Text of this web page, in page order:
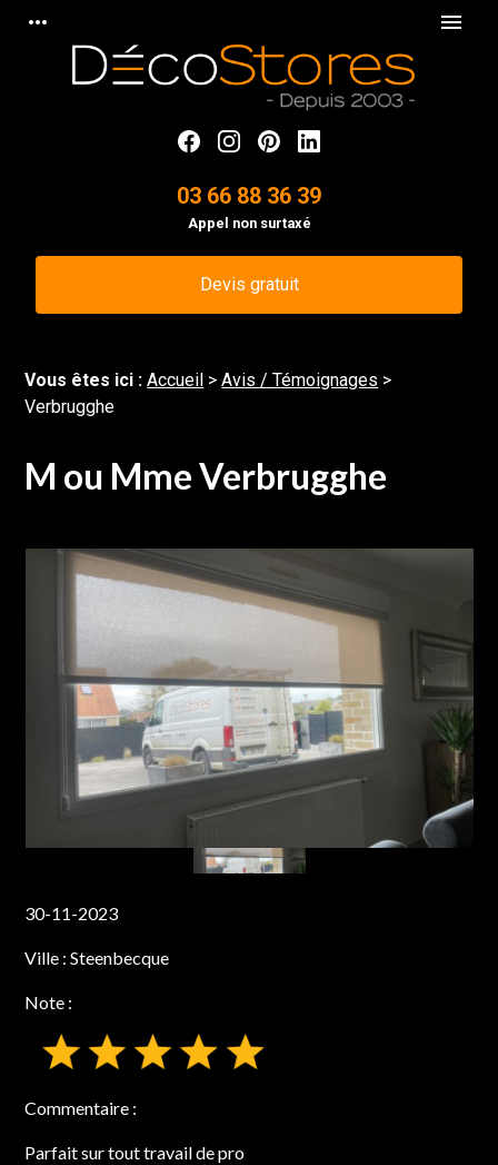
more_horiz menu
03 66 88 36 39
Appel non surtaxé
Devis gratuit
Vous êtes ici :Accueil >Avis / Témoignages >
Verbrugghe
M ou Mme Verbrugghe
30-11-2023
Ville :Steenbecque
Note :
Commentaire :
Parfait sur tout travail de pro